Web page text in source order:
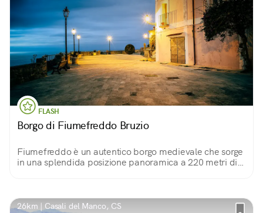
FLASH
Borgo di Fiumefreddo Bruzio
Fiumefreddo è un autentico borgo medievale che sorge
in una splendida posizione panoramica a 220 metri di
26km | Casali del Manco, CS